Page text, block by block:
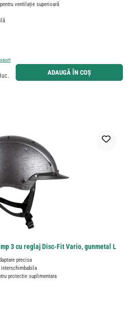
ventilație superioară
dorită sau utilizați butoanele pentru a mări sau micșora
ADAUGĂ ÎN COȘ
3 cu reglaj Disc-Fit Vario, gunmetal L
precisa
protectie suplimentara